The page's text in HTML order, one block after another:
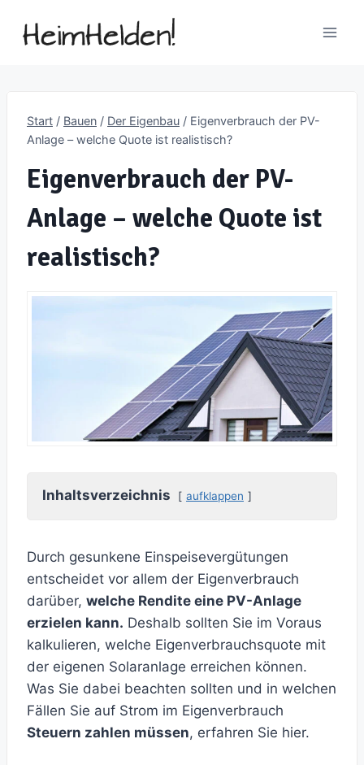
Inhalt
Start / Bauen / Der Eigenbau / Eigenverbrauch der PV-
Anlage – welche Quote ist realistisch?
Eigenverbrauch der PV-
Anlage – welche Quote ist
realistisch?
Inhaltsverzeichnis aufklappen
Durch gesunkene Einspeisevergütungen
entscheidet vor allem der Eigenverbrauch
darüber, welche Rendite eine PV-Anlage
erzielen kann. Deshalb sollten Sie im Voraus
kalkulieren, welche Eigenverbrauchsquote mit
der eigenen Solaranlage erreichen können.
Was Sie dabei beachten sollten und in welchen
Fällen Sie auf Strom im Eigenverbrauch
Steuern zahlen müssen, erfahren Sie hier.